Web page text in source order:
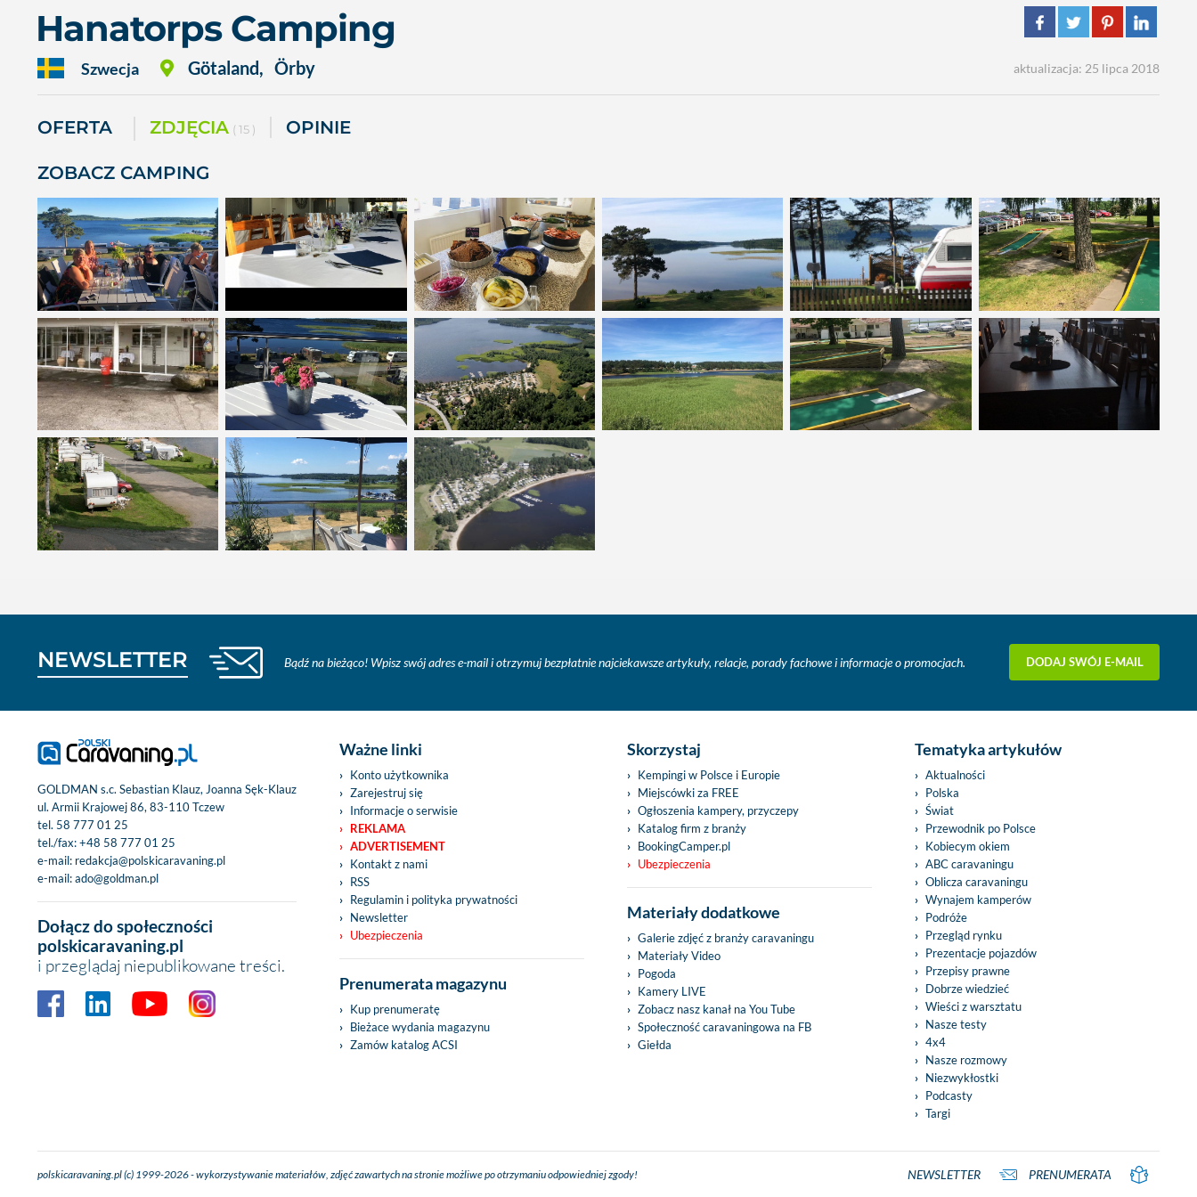
Hanatorps Camping
Szwecja Götaland, Örby aktualizacja: 25 lipca 2018
OFERTA ZDJĘCIA ( 15 ) OPINIE
ZOBACZ CAMPING
NEWSLETTER Bądź na bieżąco! Wpisz swój adres e-mail i otrzymuj bezpłatnie najciekawsze artykuły, relacje, porady fachowe i informacje o promocjach. DODAJ SWÓJ E-MAIL
GOLDMAN s.c. Sebastian Klauz, Joanna Sęk-Klauz
ul. Armii Krajowej 86, 83-110 Tczew
tel. 58 777 01 25
tel./fax:+48 58 777 01 25
e-mail: redakcja@polskicaravaning.pl
e-mail:ado@goldman.pl
Dołącz do społeczności
polskicaravaning.pl
i przeglądaj niepublikowane treści.
Ważne linki
Konto użytkownika
Zarejestruj się
Informacje o serwisie
REKLAMA
ADVERTISEMENT
Kontakt z nami
RSS
Regulamin i polityka prywatności
Newsletter
Ubezpieczenia
Prenumerata magazynu
Kup prenumeratę
Bieżace wydania magazynu
Zamów katalog ACSI
Skorzystaj
Kempingi w Polsce i Europie
Miejscówki za FREE
Ogłoszenia kampery, przyczepy
Katalog firm z branży
BookingCamper.pl
Ubezpieczenia
Materiały dodatkowe
Galerie zdjęć z branży caravaningu
Materiały Video
Pogoda
Kamery LIVE
Zobacz nasz kanał na You Tube
Społeczność caravaningowa na FB
Giełda
Tematyka artykułów
Aktualności
Polska
Świat
Przewodnik po Polsce
Kobiecym okiem
ABC caravaningu
Oblicza caravaningu
Wynajem kamperów
Podróże
Przegląd rynku
Prezentacje pojazdów
Przepisy prawne
Dobrze wiedzieć
Wieści z warsztatu
Nasze testy
4x4
Nasze rozmowy
Niezwykłostki
Podcasty
Targi
polskicaravaning.pl (c) 1999-2026 - wykorzystywanie materiałów, zdjęć zawartych na stronie możliwe po otrzymaniu odpowiedniej zgody! NEWSLETTER PRENUMERATA